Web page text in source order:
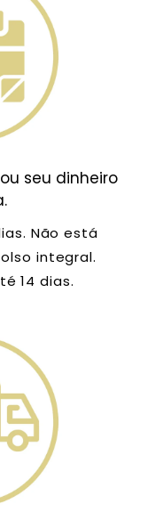
seu dinheiro
Não está
integral.
14 dias.